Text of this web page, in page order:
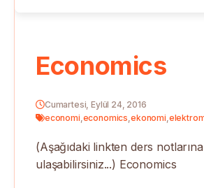
Economics
Cumartesi, Eylül 24, 2016
economi,economics,ekonomi,
(Aşağıdaki linkten ders notlarına
ulaşabilirsiniz...) Economics